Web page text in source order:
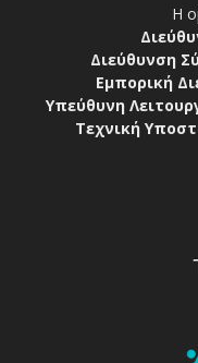
Η
Διεύθυνση
Εμπορική
Υπεύθυνη
Τεχνική